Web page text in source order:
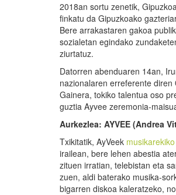
2018an sortu zenetik,
finkatu da Gipuzkoako
Bere arrakastaren gakoa
sozialetan egindako
ziurtatuz.
Datorren abenduaren 14an,
nazionalaren erreferente
Gainera, tokiko talentua oso
guztia Ayvee zeremonia-
Aurkezlea: AYVEE (Andrea
Txikitatik, AyVeek musikarekiko
irailean, bere lehen abestia
zituen irratian, telebistan eta
zuen, aldi baterako musika-
bigarren diskoa kaleratzeko,